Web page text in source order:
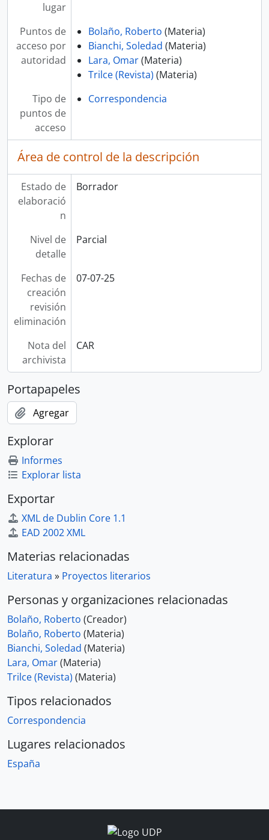
lugar
Puntos de
acceso por
autoridad
Bolaño, Roberto (Materia)
Bianchi, Soledad (Materia)
Lara, Omar(Materia)
Trilce (Revista) (Materia)
Tipo de
puntos de
acceso
Correspondencia
Área de control de la descripción
Estado de
elaboració
n
Borrador
Nivel de
detalle
Parcial
Fechas de
creación
revisión
eliminación
07-07-25
Nota del
archivista
CAR
Portapapeles
Agregar
Explorar
Informes
Explorar lista
Exportar
XML de Dublin Core 1.1
EAD 2002 XML
Materias relacionadas
Literatura » Proyectos literarios
Personas y organizaciones relacionadas
Bolaño, Roberto (Creador)
Bolaño, Roberto (Materia)
Bianchi, Soledad (Materia)
Lara, Omar(Materia)
Trilce (Revista) (Materia)
Tipos relacionados
Correspondencia
Lugares relacionados
España